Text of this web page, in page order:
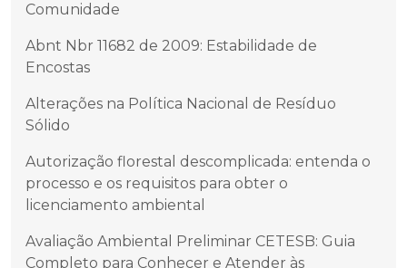
Comunidade
Abnt Nbr 11682 de 2009: Estabilidade de
Encostas
Alterações na Política Nacional de Resíduo
Sólido
Autorização florestal descomplicada: entenda o
processo e os requisitos para obter o
licenciamento ambiental
Avaliação Ambiental Preliminar CETESB: Guia
Completo para Conhecer e Atender às